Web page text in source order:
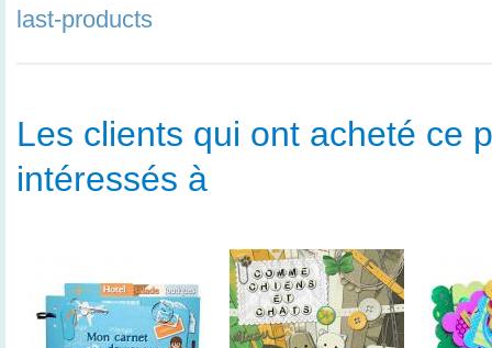
last-products
Les clients qui ont acheté ce
intéressés à